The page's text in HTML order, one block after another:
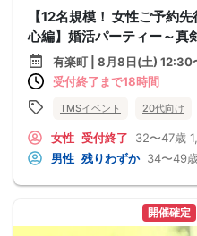
【12名規模！ 女性ご予約
心編】婚活パーティー～真
有楽町 | 8月8日(土) 12:30
受付終了まで18時間
TMSイベント 20代向け
女性 受付終了 32〜47歳
男性 残りわずか 34〜49
開催確定